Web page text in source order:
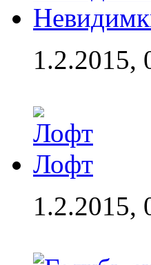
1.2.2015,
Лофт
1.2.2015,